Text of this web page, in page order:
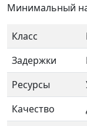
Минимальный
Класс
Задержки
Ресурсы
Качество